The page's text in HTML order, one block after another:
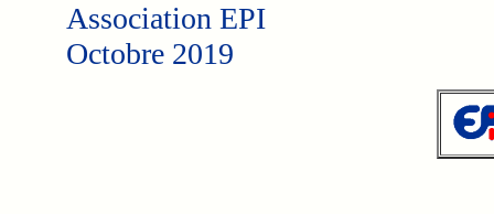
Association EPI
Octobre 2019